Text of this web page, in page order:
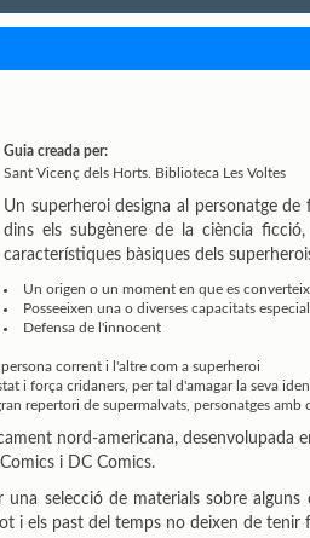
Guia creada per:
Sant Vicenç dels Horts. Biblioteca Les Voltes
Un superheroi designa al personatge
dins els subgènere de la ciència
característiques bàsiques dels
Un origen o un moment en que es
Posseeixen una o diverses capacitats
Defensa de l'innocent
corrent i l'altre com a superheroi
i força cridaners, per tal d'amagar la seva
repertori de supermalvats, personatges
nord-americana, desenvolupada
i DC Comics.
selecció de materials sobre
i els past del temps no deixen de